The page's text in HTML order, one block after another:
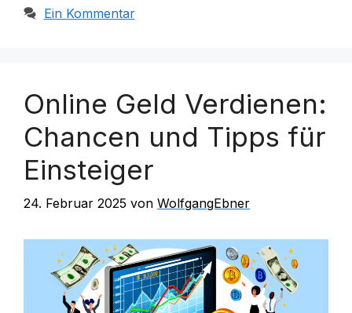
Ein Kommentar
Online Geld Verdienen:
Chancen und Tipps für
Einsteiger
24. Februar 2025 von WolfgangEbner